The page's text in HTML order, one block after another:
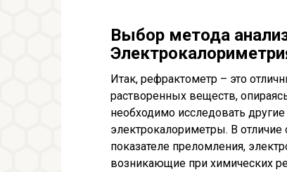
Выбор метода
Итак, рефрактометр – это
растворенных веществ,
необходимо исследовать
электрокалориметры. В
показателе преломления,
возникающие при химических